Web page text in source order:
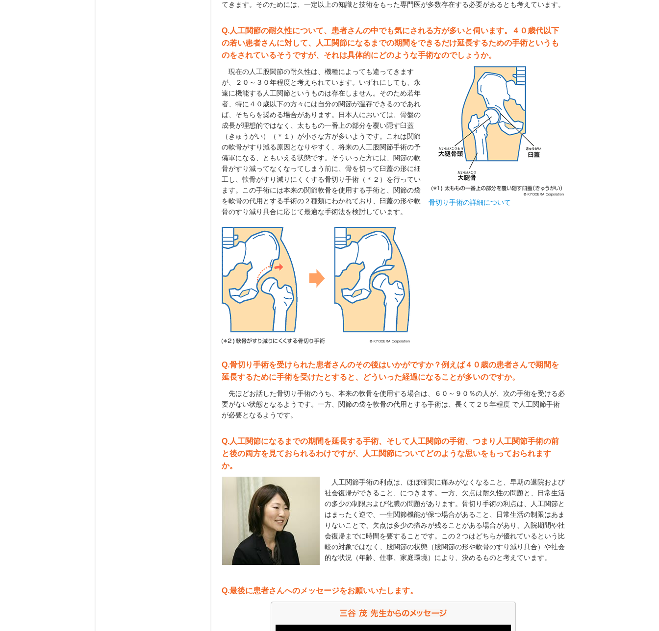
てきます。そのためには、一定以上の知識と技術をもった専門医が多数存在する必要があるとも考えています。
Q.人工関節の耐久性について、患者さんの中でも気にされる方が多いと伺います。４０歳代以下
の若い患者さんに対して、人工関節になるまでの期間をできるだけ延長するための手術というも
のをされているそうですが、それは具体的にどのような手術なのでしょうか。
現在の人工股関節の耐久性は、機種によっても違ってきます
が、２０～３０年程度と考えられています。いずれにしても、永
遠に機能する人工関節というものは存在しません。そのため若年
者、特に４０歳以下の方々には自分の関節が温存できるのであれ
ば、そちらを奨める場合があります。日本人においては、骨盤の
成長が理想的ではなく、太ももの一番上の部分を覆い隠す臼蓋
（きゅうがい）（＊１）が小さな方が多いようです。これは関節
の軟骨がすり減る原因となりやすく、将来の人工股関節手術の予
備軍になる、ともいえる状態です。そういった方には、関節の軟
骨がすり減ってなくなってしまう前に、骨を切って臼蓋の形に細
工し、軟骨がすり減りにくくする骨切り手術（＊２）を行ってい
ます。この手術には本来の関節軟骨を使用する手術と、関節の袋
を軟骨の代用とする手術の２種類にわかれており、臼蓋の形や軟
骨のすり減り具合に応じて最適な手術法を検討しています。
骨切り手術の詳細について
Q.骨切り手術を受けられた患者さんのその後はいかがですか？例えば４０歳の患者さんで期間を
延長するために手術を受けたとすると、どういった経過になることが多いのですか。
先ほどお話した骨切り手術のうち、本来の軟骨を使用する場合は、６０～９０％の人が、次の手術を受ける必
要がない状態となるようです。一方、関節の袋を軟骨の代用とする手術は、長くて２５年程度 で人工関節手術
が必要となるようです。
Q.人工関節になるまでの期間を延長する手術、そして人工関節の手術、つまり人工関節手術の前
と後の両方を見ておられるわけですが、人工関節についてどのような思いをもっておられます
か。
人工関節手術の利点は、ほぼ確実に痛みがなくなること、早期の退院および
社会復帰ができること、につきます。一方、欠点は耐久性の問題と、日常生活
の多少の制限および化膿の問題があります。骨切り手術の利点は、人工関節と
はまったく逆で、一生関節機能が保つ場合があること、日常生活の制限はあま
りないことで、欠点は多少の痛みが残ることがある場合があり、入院期間や社
会復帰までに時間を要することです。この２つはどちらが優れているという比
較の対象ではなく、股関節の状態（股関節の形や軟骨のすり減り具合）や社会
的な状況（年齢、仕事、家庭環境）により、決めるものと考えています。
Q.最後に患者さんへのメッセージをお願いいたします。